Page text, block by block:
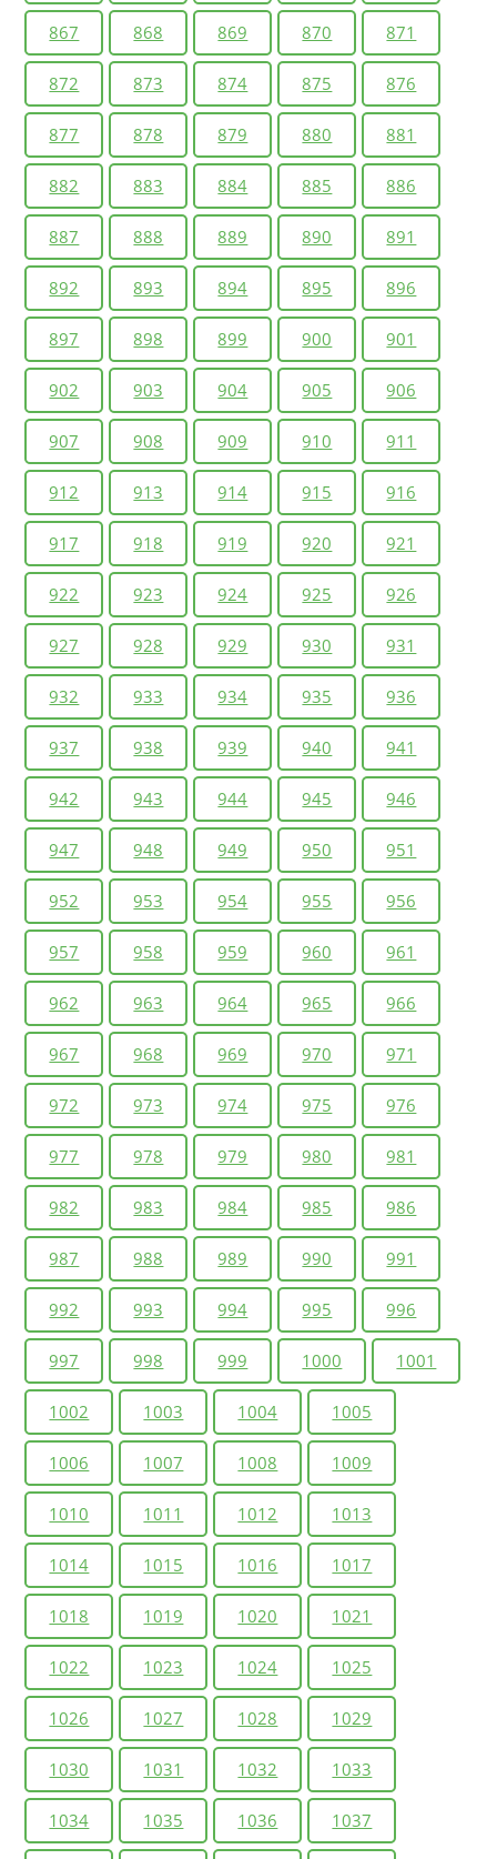
867 868 869 870 871
872 873 874 875 876
877 878 879 880 881
882 883 884 885 886
887 888 889 890 891
892 893 894 895 896
897 898 899 900 901
902 903 904 905 906
907 908 909 910 911
912 913 914 915 916
917 918 919 920 921
922 923 924 925 926
927 928 929 930 931
932 933 934 935 936
937 938 939 940 941
942 943 944 945 946
947 948 949 950 951
952 953 954 955 956
957 958 959 960 961
962 963 964 965 966
967 968 969 970 971
972 973 974 975 976
977 978 979 980 981
982 983 984 985 986
987 988 989 990 991
992 993 994 995 996
997 998 999 1000 1001
1002 1003 1004 1005
1006 1007 1008 1009
1010 1011 1012 1013
1014 1015 1016 1017
1018 1019 1020 1021
1022 1023 1024 1025
1026 1027 1028 1029
1030 1031 1032 1033
1034 1035 1036 1037